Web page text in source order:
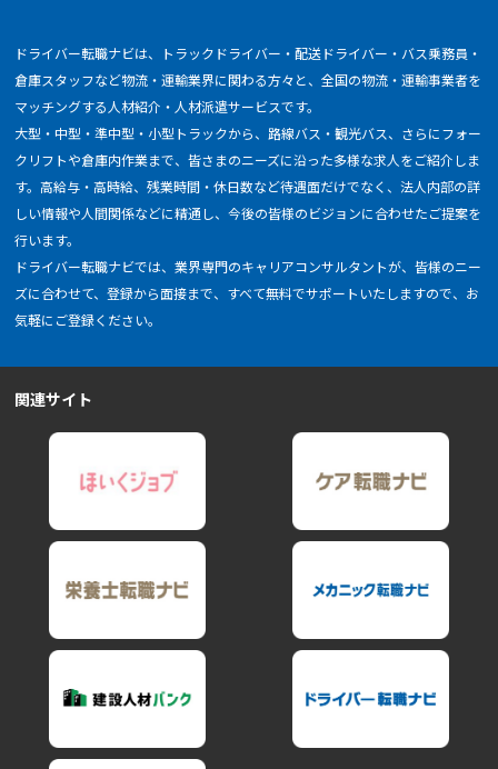
ドライバー転職ナビは、トラックドライバー・配送ドライバー・バス乗務員・
倉庫スタッフなど物流・運輸業界に関わる方々と、全国の物流・運輸事業者を
マッチングする人材紹介・人材派遣サービスです。
大型・中型・準中型・小型トラックから、路線バス・観光バス、さらにフォー
クリフトや倉庫内作業まで、皆さまのニーズに沿った多様な求人をご紹介しま
す。高給与・高時給、残業時間・休日数など待遇面だけでなく、法人内部の詳
しい情報や人間関係などに精通し、今後の皆様のビジョンに合わせたご提案を
行います。
ドライバー転職ナビでは、業界専門のキャリアコンサルタントが、皆様のニー
ズに合わせて、登録から面接まで、すべて無料でサポートいたしますので、お
気軽にご登録ください。
関連サイト